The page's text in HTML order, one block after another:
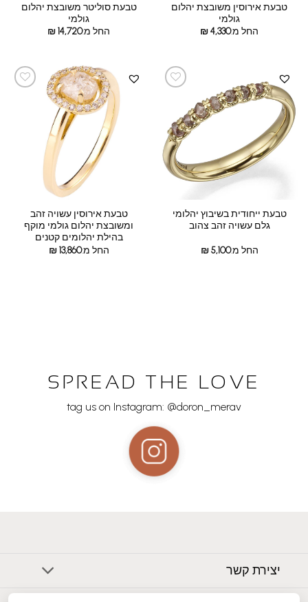
טבעת אירוסין משובצת יהלום
גולמי
החל מ:
₪4,330
טבעת סוליטר משובצת יהלום
גולמי
החל מ:
₪14,720
טבעת ייחודית בשיבוץ יהלומי
גלם עשויה זהב צהוב
החל מ: ₪5,100
טבעת אירוסין עשויה זהב
ומשובצת יהלום גולמי מוקף
בהילת יהלומים קטנים
החל מ:
₪13,860
SPREAD THE LOVE
tag us on Instagram: @doron_merav
יצירת קשר